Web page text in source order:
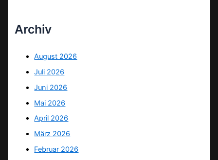
Archiv
August 2026
Juli 2026
Juni 2026
Mai 2026
April 2026
März 2026
Februar 2026